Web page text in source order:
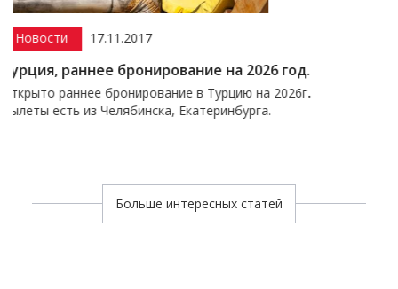
на 2026 год.
в Турцию на 2026г.
Екатеринбурга.
Скидка до 50%
Скидка на отели
Больше интересных статей